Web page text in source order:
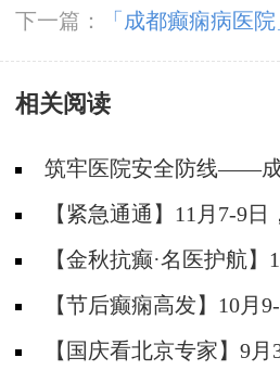
速出击——成都神康癫痫医
下一篇：
「成都癫痫病医
减少因癫痫致残几率，这
知道！
相关阅读
筑牢医院安全防线——
防安全培训纪实
【紧急通通】11月7-9
神经内科胡颖教授亲临成都
【金秋抗癫·名医护航】
大学首钢医院神经内科主任
诊，速约！
【节后癫痫高发】10月
院陈葵博士免费会诊+治疗
【国庆看北京专家】9